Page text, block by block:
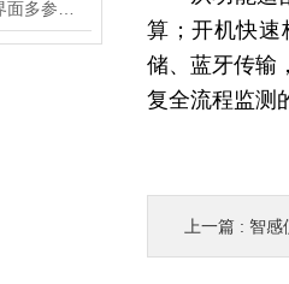
算；开机快速
储、蓝牙传输
复全流程监测
上一篇 : 智感便